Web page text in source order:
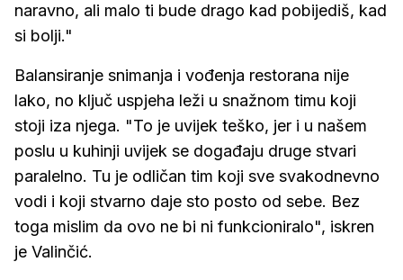
naravno, ali malo ti bude drago kad pobijediš, kad
si bolji."
Balansiranje snimanja i vođenja restorana nije
lako, no ključ uspjeha leži u snažnom timu koji
stoji iza njega. "To je uvijek teško, jer i u našem
poslu u kuhinji uvijek se događaju druge stvari
paralelno. Tu je odličan tim koji sve svakodnevno
vodi i koji stvarno daje sto posto od sebe. Bez
toga mislim da ovo ne bi ni funkcioniralo", iskren
je Valinčić.